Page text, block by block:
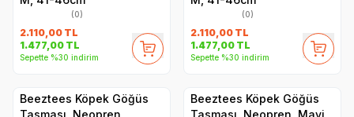
(0)
2.110,00 TL
1.477,00 TL
Sepette %30 indirim
(0)
2.110,00 TL
1.477,00 TL
Sepette %30 indirim
Beeztees Köpek Göğüs
Tasması, Neopren,
Beeztees Köpek Göğüs
Tasması, Neopren, Mavi,